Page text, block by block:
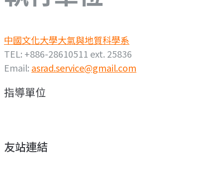
中國文化大學大氣與地質科學系
TEL: +886-28610511 ext. 25836
Email: asrad.service@gmail.com
指導單位
友站連結